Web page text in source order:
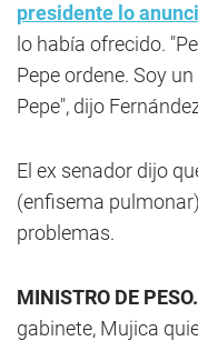
presidente lo
lo había ofrecido.
Pepe ordene. Soy
Pepe", dijo
El ex senador dijo
(enfisema
problemas.
MINISTRO DE PESO.
gabinete, Mujica